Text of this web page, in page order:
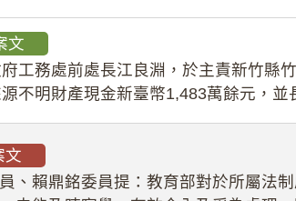
文
工務處前處長江良淵，於主責新竹縣
不明財產現金新臺幣1,483萬餘元，
文
、賴鼎銘委員提：教育部對於所屬法